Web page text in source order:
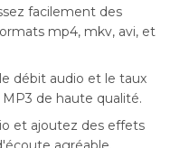
facilement des
mp4, mkv, avi, et
débit audio et le taux
de haute qualité.
et ajoutez des effets